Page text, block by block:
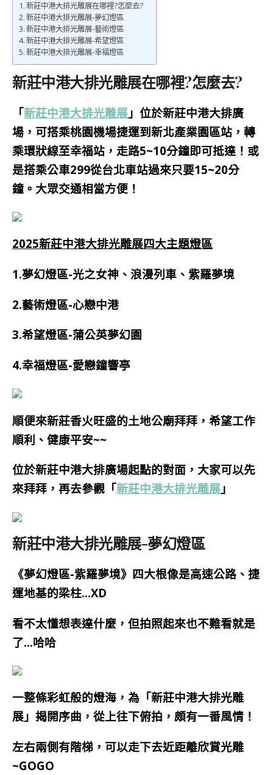
新莊中港大排光雕展在哪裡?怎麼去?
新莊中港大排光雕展-夢幻燈區
新莊中港大排光雕展-藝術燈區
新莊中港大排光雕展-希望燈區
新莊中港大排光雕展-幸福燈區
新莊中港大排光雕展在哪裡?怎麼去?
「新莊中港大排光雕展 」位於新莊中港大排廣
場，可搭乘桃園機場捷運到新北產業園區站，轉
乘環狀線至幸福站，走路5~10分鐘即可抵達！或
是搭乘公車299從台北車站過來只要15~20分
鐘。大眾交通相當方便！
2025新莊中港大排光雕展四大主題燈區
1.夢幻燈區-光之女神、浪漫列車、紫羅夢境
2.藝術燈區-心戀中港
3.希望燈區-蒲公英夢幻園
4.幸福燈區-愛戀鐘響亭
順便來新莊香火旺盛的土地公廟拜拜，希望工作
順利、健康平安~~
位於新莊中港大排廣場起點的對面，大家可以先
來拜拜，再去參觀「新莊中港大排光雕展 」
新莊中港大排光雕展-夢幻燈區
《夢幻燈區-紫羅夢境》四大根像是高速公路、捷
運地基的梁柱…XD
看不太懂想表達什麼，但拍照起來也不難看就是
了…哈哈
一整條彩虹般的燈海，為 「新莊中港大排光雕
展」 揭開序曲，從上往下俯拍，頗有一番風情！
左右兩側有階梯，可以走下去近距離欣賞光雕
~GOGO